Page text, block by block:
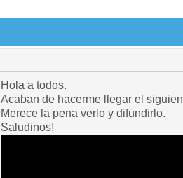
Hola a todos.
Acaban de hacerme llegar el
Merece la pena verlo y difundirlo.
Saludinos!